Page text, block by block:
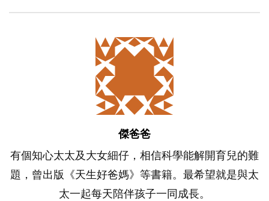
傑爸爸
有個知心太太及大女細仔，相信科學能解開育兒的難
題，曾出版《天生好爸媽》等書籍。最希望就是與太
太一起每天陪伴孩子一同成長。